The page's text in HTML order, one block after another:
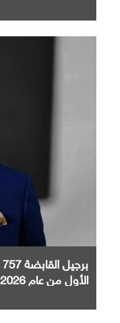
الأول من عام 2026